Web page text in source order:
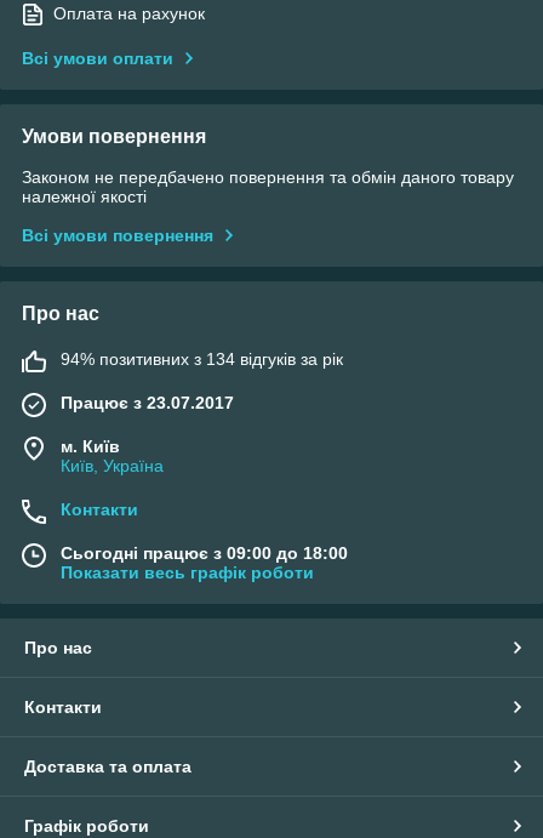
Оплата на рахунок
Всі умови оплати
Умови повернення
Законом не передбачено повернення та обмін даного товару
належної якості
Всі умови повернення
Про нас
94% позитивних з 134 відгуків за рік
Працює з 23.07.2017
м. Київ
Київ, Україна
Контакти
Сьогодні працює з 09:00 до 18:00
Показати весь графік роботи
Про нас
Контакти
Доставка та оплата
Графік роботи